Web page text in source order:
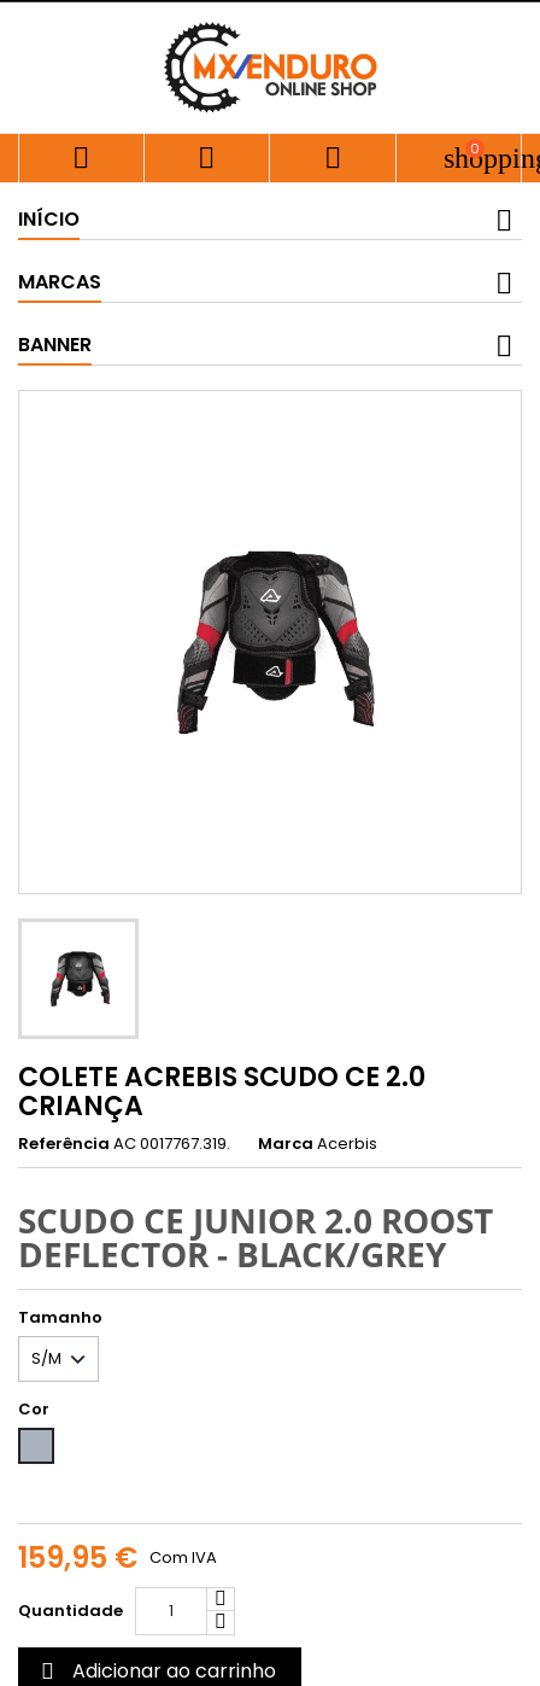
   0
INÍCIO
MARCAS
BANNER
COLETE ACREBIS SCUDO CE 2.0
CRIANÇA
Referência AC 0017767.319. Marca Acerbis
SCUDO CE JUNIOR 2.0 ROOST
DEFLECTOR - BLACK/GREY
Tamanho
Cor
159,95 € Com IVA
Quantidade
 Adicionar ao carrinho